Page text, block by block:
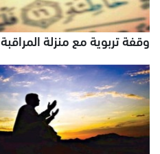
وقفة تربوية مع منزلة المراقبة